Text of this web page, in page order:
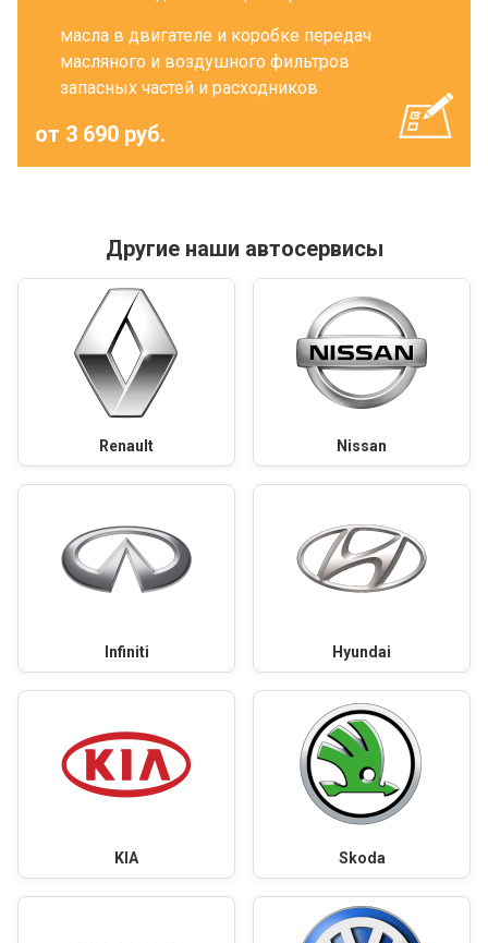
масла в двигателе и коробке передач
масляного и воздушного фильтров
запасных частей и расходников
от 3 690 руб.
Другие наши автосервисы
Renault Nissan
Infiniti Hyundai
KIA Skoda